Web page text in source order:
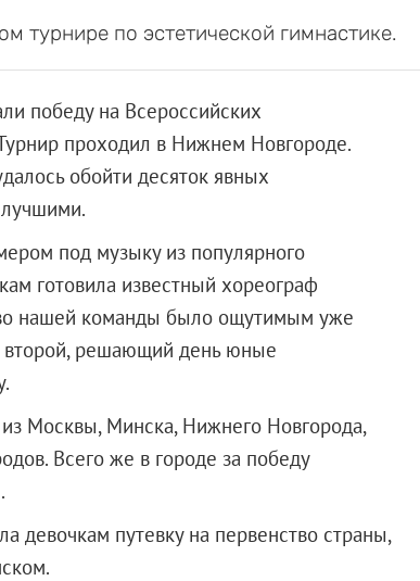
турнире по эстетической гимнастике.
победу на Всероссийских
проходил в Нижнем Новгороде.
обойти десяток явных
лучшими.
под музыку из популярного
готовила известный хореограф
нашей команды было ощутимым уже
второй, решающий день юные
Москвы, Минска, Нижнего Новгорода,
Всего же в городе за победу
девочкам путевку на первенство страны,